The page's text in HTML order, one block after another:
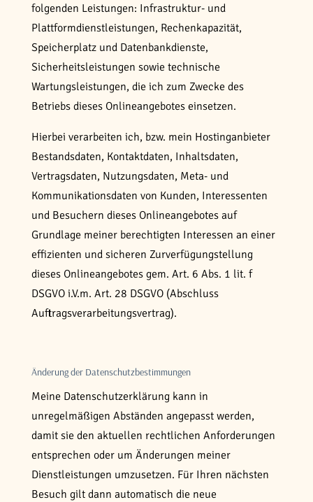
folgenden Leistungen: Infrastruktur- und
Plattformdienstleistungen, Rechenkapazität,
Speicherplatz und Datenbankdienste,
Sicherheitsleistungen sowie technische
Wartungsleistungen, die ich zum Zwecke des
Betriebs dieses Onlineangebotes einsetzen.
Hierbei verarbeiten ich, bzw. mein Hostinganbieter
Bestandsdaten, Kontaktdaten, Inhaltsdaten,
Vertragsdaten, Nutzungsdaten, Meta- und
Kommunikationsdaten von Kunden, Interessenten
und Besuchern dieses Onlineangebotes auf
Grundlage meiner berechtigten Interessen an einer
effizienten und sicheren Zurverfügungstellung
dieses Onlineangebotes gem. Art. 6 Abs. 1 lit. f
DSGVO i.V.m. Art. 28 DSGVO (Abschluss
Auftragsverarbeitungsvertrag).
Änderung der Datenschutzbestimmungen
Meine Datenschutzerklärung kann in
unregelmäßigen Abständen angepasst werden,
damit sie den aktuellen rechtlichen Anforderungen
entsprechen oder um Änderungen meiner
Dienstleistungen umzusetzen. Für Ihren nächsten
Besuch gilt dann automatisch die neue